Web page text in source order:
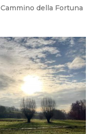
Cammino della Fortuna